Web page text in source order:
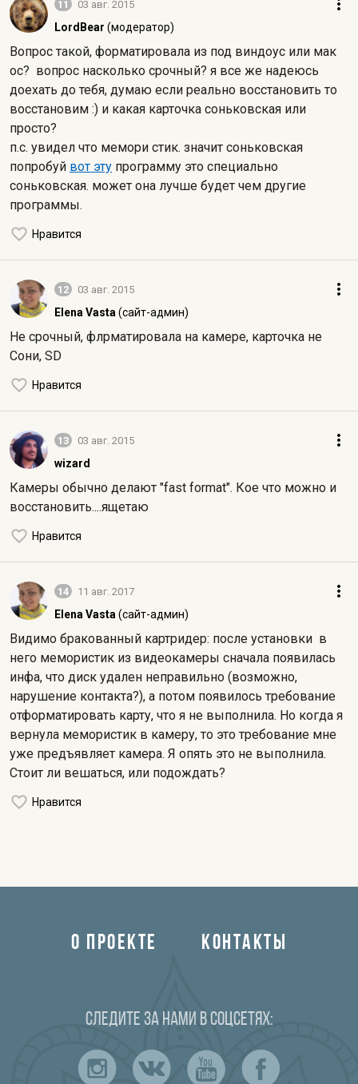
11 03 авг. 2015
LordBear (модератор)
Вопрос такой, форматировала из под виндоус или мак
ос? вопрос насколько срочный? я все же надеюсь
доехать до тебя, думаю если реально восстановить то
восстановим :) и какая карточка соньковская или
просто?
п.с. увидел что мемори стик. значит соньковская
попробуй вот эту программу это специально
соньковская. может она лучше будет чем другие
программы.
Нравится
12 03 авг. 2015
Elena Vasta (сайт-админ)
Не срочный, флрматировала на камере, карточка не
Сони, SD
Нравится
13 03 авг. 2015
wizard
Камеры обычно делают "fast format". Кое что можно и
восстановить....ящетаю
Нравится
14 11 авг. 2017
Elena Vasta (сайт-админ)
Видимо бракованный картридер: после установки в
него мемористик из видеокамеры сначала появилась
инфа, что диск удален неправильно (возможно,
нарушение контакта?), а потом появилось требование
отформатировать карту, что я не выполнила. Но когда я
вернула мемористик в камеру, то это требование мне
уже предъявляет камера. Я опять это не выполнила.
Стоит ли вешаться, или подождать?
Нравится
О ПРОЕКТЕ КОНТАКТЫ
Следите за нами в соцсетях: